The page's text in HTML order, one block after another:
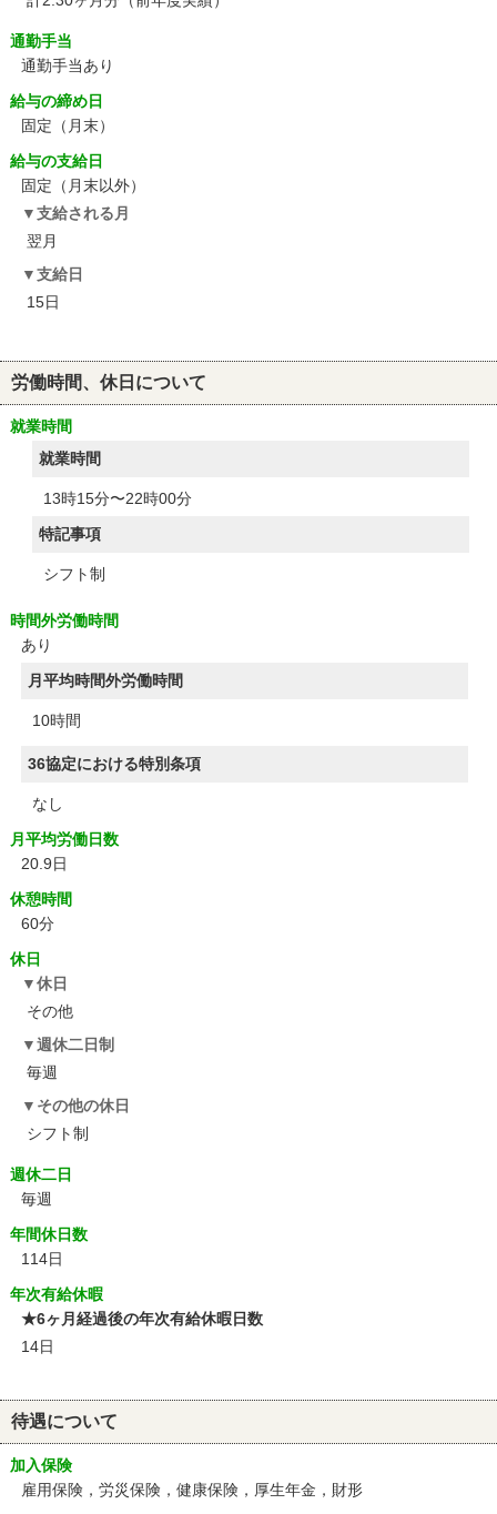
通勤手当
通勤手当あり
給与の締め日
固定（月末）
給与の支給日
固定（月末以外）
支給される月
翌月
支給日
15日
労働時間、休日について
就業時間
就業時間
13時15分〜22時00分
特記事項
シフト制
時間外労働時間
あり
月平均時間外労働時間
10時間
36協定における特別条項
なし
月平均労働日数
20.9日
休憩時間
60分
休日
休日
その他
週休二日制
毎週
その他の休日
シフト制
週休二日
毎週
年間休日数
114日
年次有給休暇
★6ヶ月経過後の年次有給休暇日数
14日
待遇について
加入保険
雇用保険，労災保険，健康保険，厚生年金，財形